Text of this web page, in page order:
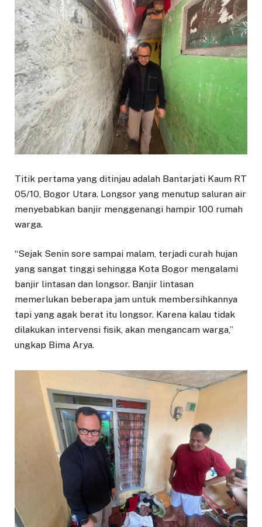
Titik pertama yang ditinjau adalah Bantarjati Kaum RT
05/10, Bogor Utara. Longsor yang menutup saluran air
menyebabkan banjir menggenangi hampir 100 rumah
warga.
“Sejak Senin sore sampai malam, terjadi curah hujan
yang sangat tinggi sehingga Kota Bogor mengalami
banjir lintasan dan longsor. Banjir lintasan
memerlukan beberapa jam untuk membersihkannya
tapi yang agak berat itu longsor. Karena kalau tidak
dilakukan intervensi fisik, akan mengancam warga,”
ungkap Bima Arya.